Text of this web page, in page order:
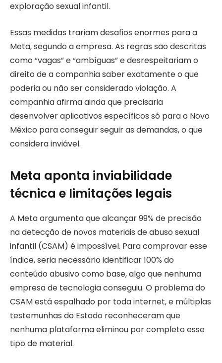
exploração sexual infantil.
Essas medidas trariam desafios enormes para a
Meta, segundo a empresa. As regras são descritas
como “vagas” e “ambíguas” e desrespeitariam o
direito de a companhia saber exatamente o que
poderia ou não ser considerado violação. A
companhia afirma ainda que precisaria
desenvolver aplicativos específicos só para o Novo
México para conseguir seguir as demandas, o que
considera inviável.
Meta aponta inviabilidade
técnica e limitações legais
A Meta argumenta que alcançar 99% de precisão
na detecção de novos materiais de abuso sexual
infantil (CSAM) é impossível. Para comprovar esse
índice, seria necessário identificar 100% do
conteúdo abusivo como base, algo que nenhuma
empresa de tecnologia conseguiu. O problema do
CSAM está espalhado por toda internet, e múltiplas
testemunhas do Estado reconheceram que
nenhuma plataforma eliminou por completo esse
tipo de material.